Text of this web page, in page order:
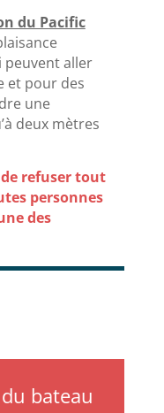
du Pacific
peuvent aller
et pour des
une
deux mètres
de refuser tout
personnes
des
bateau